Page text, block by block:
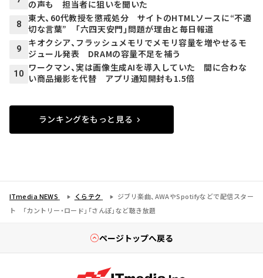
の声も 担当者に狙いを聞いた
8
東大、60代教授を懲戒処分 サイトのHTMLソースに“不適
切な言葉” 「六四天安門」問題が理由と毎日報道
9
キオクシア、フラッシュメモリでメモリ容量を増やせるモ
ジュール発表 DRAMの容量不足を補う
10
ワークマン、実は画像生成AIを導入していた 間に合わな
い商品撮影を代替 アプリ通知開封も1.5倍
ランキングをもっと見る
ITmedia NEWS くらテク
ジブリ楽曲、AWAやSpotifyなどで配信スター
ト 「カントリー・ロード」「さんぽ」など聴き放題
ページトップへ戻る